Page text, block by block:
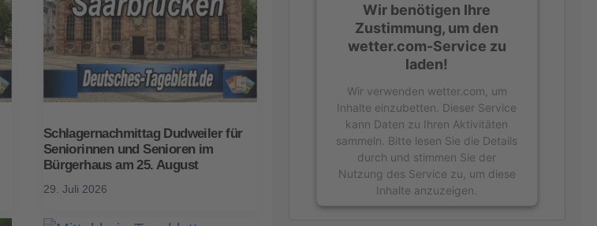
Schlagernachmittag Dudweiler für
Seniorinnen und Senioren im
Bürgerhaus am 25. August
29. Juli 2026
Wir benötigen Ihre
Zustimmung, um den
wetter.com-Service zu
laden!
Wir verwenden wetter.com, um
Inhalte einzubetten. Dieser Service
kann Daten zu Ihren Aktivitäten
sammeln. Bitte lesen Sie die Details
durch und stimmen Sie der
Nutzung des Service zu, um diese
Inhalte anzuzeigen.